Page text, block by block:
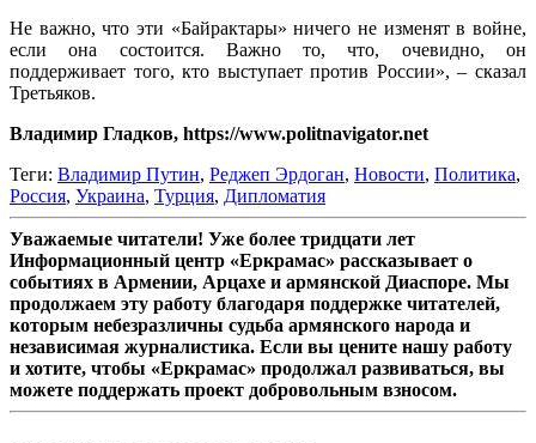
Не важно, что эти «Байрактары» ничего не изменят в войне,
если она состоится. Важно то, что, очевидно, он
поддерживает того, кто выступает против России», – сказал
Третьяков.
Владимир Гладков, https://www.politnavigator.net
Теги: Владимир Путин, Реджеп Эрдоган, Новости, Политика,
Россия, Украина, Турция, Дипломатия
Уважаемые читатели! Уже более тридцати лет
Информационный центр «Еркрамас» рассказывает о
событиях в Армении, Арцахе и армянской Диаспоре. Мы
продолжаем эту работу благодаря поддержке читателей,
которым небезразличны судьба армянского народа и
независимая журналистика. Если вы цените нашу работу
и хотите, чтобы «Еркрамас» продолжал развиваться, вы
можете поддержать проект добровольным взносом.